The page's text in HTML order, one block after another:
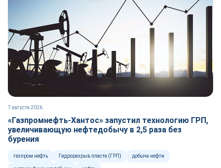
7 августа 2026
«Газпромнефть-Хантос» запустил технологию ГРП,
увеличивающую нефтедобычу в 2,5 раза без
бурения
газпром нефть Гидроразрыв пласта (ГРП) добыча нефти